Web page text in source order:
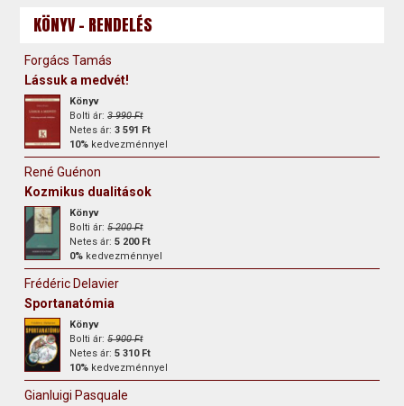
KÖNYV - RENDELÉS
Forgács Tamás
Lássuk a medvét!
Könyv
Bolti ár:3 990 Ft
Netes ár:3 591 Ft
10% kedvezménnyel
René Guénon
Kozmikus dualitások
Könyv
Bolti ár:5 200 Ft
Netes ár:5 200 Ft
0% kedvezménnyel
Frédéric Delavier
Sportanatómia
Könyv
Bolti ár:5 900 Ft
Netes ár:5 310 Ft
10% kedvezménnyel
Gianluigi Pasquale